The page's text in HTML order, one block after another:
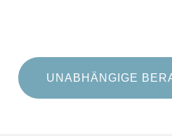
UNABHÄNGIGE